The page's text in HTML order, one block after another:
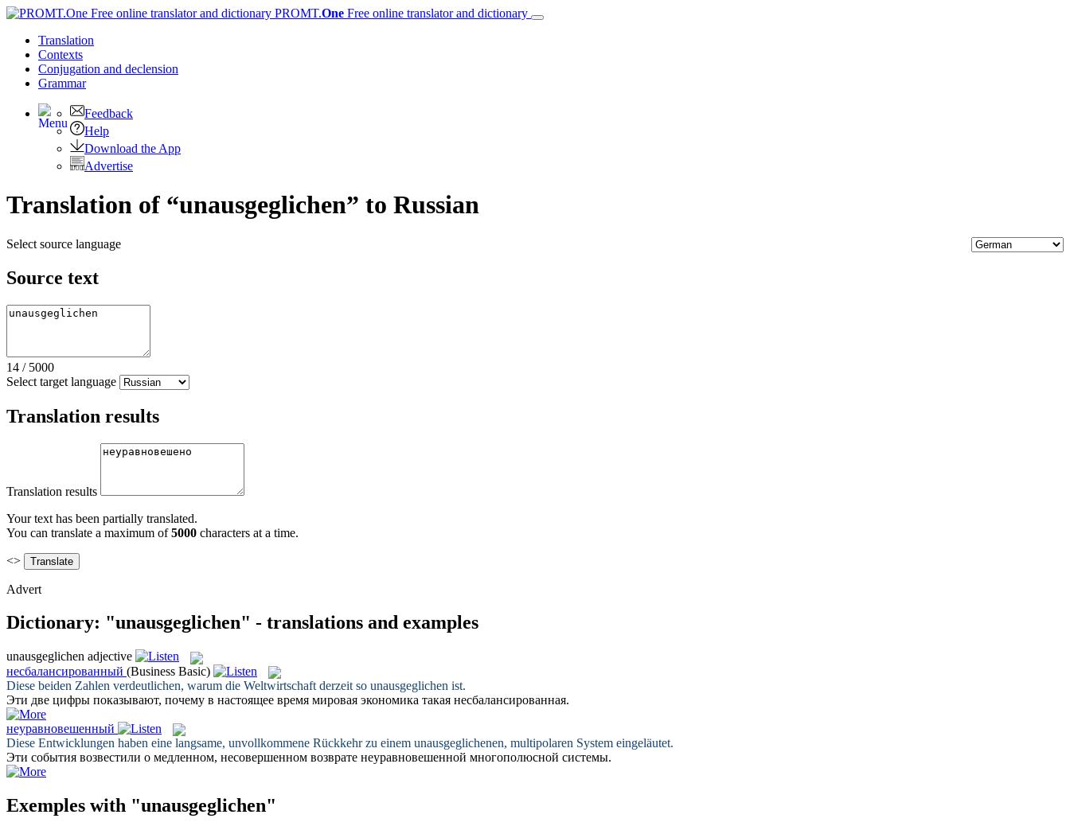
PROMT.One Free online translator and dictionary
Translation
Contexts
Conjugation and declension
Grammar
Feedback
Help
Download the App
Advertise
Translation of “unausgeglichen” to Russian
Select source language
Source text
14 / 5000
Select target language
Translation results
Translation results
Your text has been partially translated.
You can translate a maximum of5000 characters at a time.
<>
Advert
Dictionary: "unausgeglichen" - translations and examples
unausgeglichen adjective
несбалансированный (Business Basic)
Diese beiden Zahlen verdeutlichen, warum die Weltwirtschaft derzeit so unausgeglichen ist.
Эти две цифры показывают, почему в настоящее время мировая экономика такая несбалансированная.
неуравновешенный
Diese Entwicklungen haben eine langsame, unvollkommene Rückkehr zu einem unausgeglichenen, multipolaren System eingeläutet.
Эти события возвестили о медленном, несовершенном возврате неуравновешенной многополюсной системы.
Exemples with "unausgeglichen"